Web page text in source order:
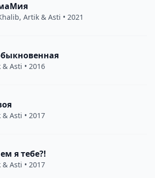
, Artik & Asti • 2021
& Asti • 2016
& Asti • 2017
я тебе?!
& Asti • 2017